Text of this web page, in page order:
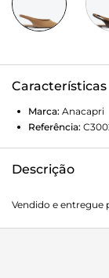
Características
Marca: Anacapri
Referência:
Descrição
similar ao couro
traseiro e bico
conectadas ao
Vendido e entregue